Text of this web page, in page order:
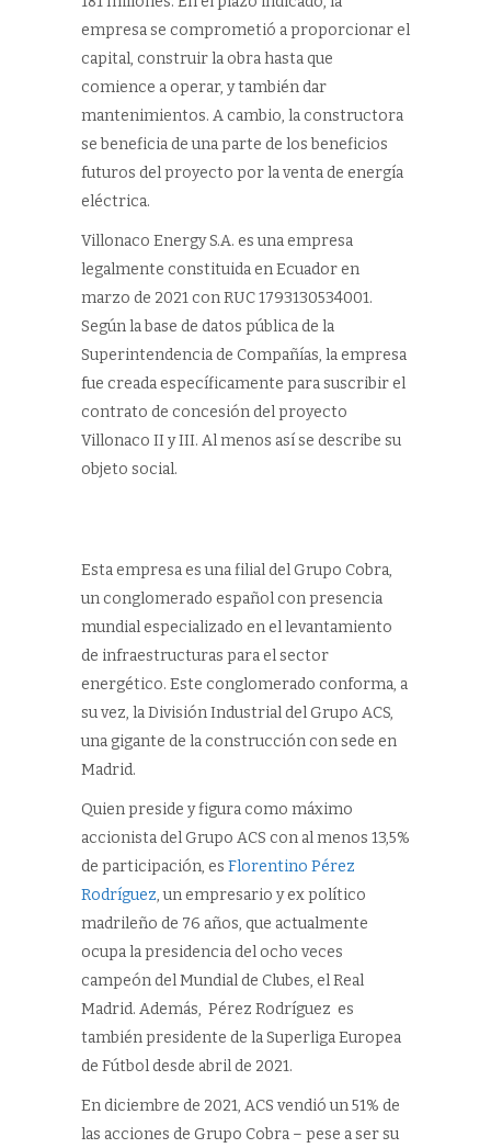
empresa se comprometió a proporcionar el
capital, construir la obra hasta que
comience a operar, y también dar
mantenimientos. A cambio, la constructora
se beneficia de una parte de los beneficios
futuros del proyecto por la venta de energía
eléctrica.
Villonaco Energy S.A. es una empresa
legalmente constituida en Ecuador en
marzo de 2021 con RUC 1793130534001.
Según la base de datos pública de la
Superintendencia de Compañías, la empresa
fue creada específicamente para suscribir el
contrato de concesión del proyecto
Villonaco II y III. Al menos así se describe su
objeto social.
Esta empresa es una filial del Grupo Cobra,
un conglomerado español con presencia
mundial especializado en el levantamiento
de infraestructuras para el sector
energético. Este conglomerado conforma, a
su vez, la División Industrial del Grupo ACS,
una gigante de la construcción con sede en
Madrid.
Quien preside y figura como máximo
accionista del Grupo ACS con al menos 13,5%
de participación, es Florentino Pérez
Rodríguez, un empresario y ex político
madrileño de 76 años, que actualmente
ocupa la presidencia del ocho veces
campeón del Mundial de Clubes, el Real
Madrid. Además, Pérez Rodríguez es
también presidente de la Superliga Europea
de Fútbol desde abril de 2021.
En diciembre de 2021, ACS vendió un 51% de
las acciones de Grupo Cobra – pese a ser su